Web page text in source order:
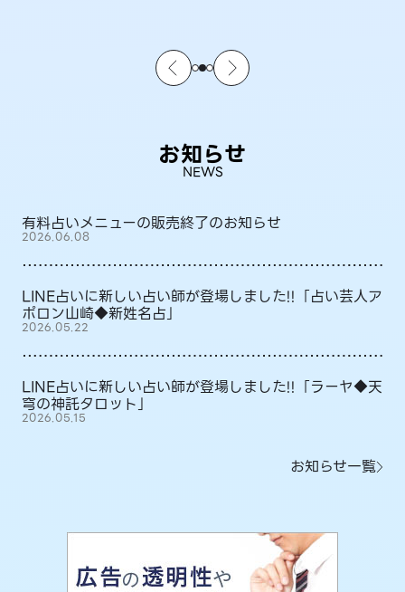
お知らせ
NEWS
有料占いメニューの販売終了のお知らせ
2026.06.08
LINE占いに新しい占い師が登場しました!!「占い芸人ア
ポロン山崎◆新姓名占」
2026.05.22
LINE占いに新しい占い師が登場しました!!「ラーヤ◆天
穹の神託タロット」
2026.05.15
お知らせ一覧